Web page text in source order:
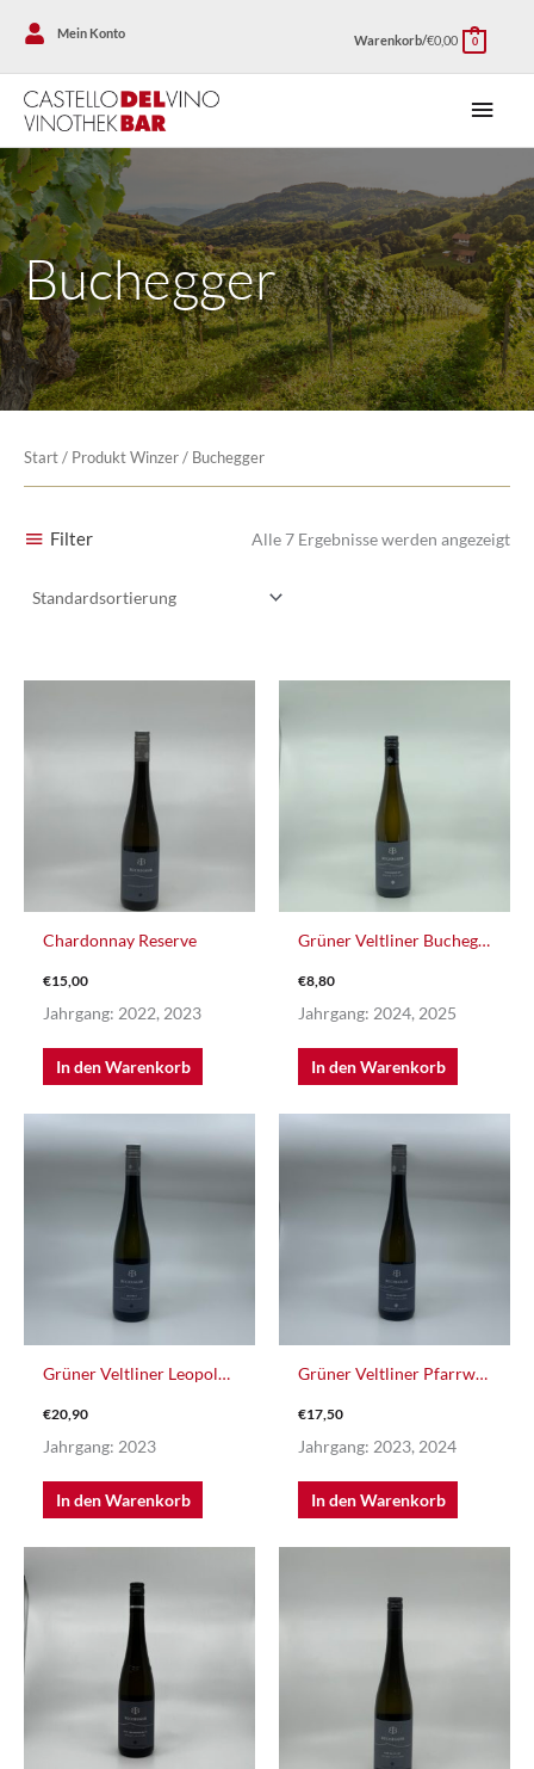
Inhalt
springen
Mein Konto Warenkorb/€0,00 0
Buchegger
Start / Produkt Winzer / Buchegger
Filter Alle 7 Ergebnisse werden angezeigt
Chardonnay Reserve
€15,00
Jahrgang: 2022, 2023
In den Warenkorb
Grüner Veltliner Buchegger HG
€8,80
Jahrgang: 2024, 2025
In den Warenkorb
Grüner Veltliner Leopold Reserve
€20,90
Jahrgang: 2023
In den Warenkorb
Grüner Veltliner Pfarrweingarten
€17,50
Jahrgang: 2023, 2024
In den Warenkorb